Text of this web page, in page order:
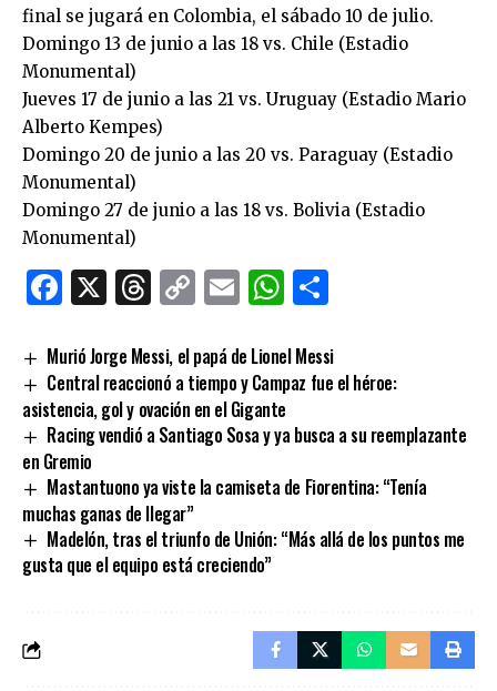
final se jugará en Colombia, el sábado 10 de julio.
Domingo 13 de junio a las 18 vs. Chile (Estadio
Monumental)
Jueves 17 de junio a las 21 vs. Uruguay (Estadio Mario
Alberto Kempes)
Domingo 20 de junio a las 20 vs. Paraguay (Estadio
Monumental)
Domingo 27 de junio a las 18 vs. Bolivia (Estadio
Monumental)
Facebook
X Threads
CopyEmailWhatsApp
Murió Jorge Messi, el papá de Lionel Messi
Central reaccionó a tiempo y Campaz fue el héroe:
asistencia, gol y ovación en el Gigante
Racing vendió a Santiago Sosa y ya busca a su reemplazante
en Gremio
Mastantuono ya viste la camiseta de Fiorentina: “Tenía
muchas ganas de llegar”
Madelón, tras el triunfo de Unión: “Más allá de los puntos me
gusta que el equipo está creciendo”